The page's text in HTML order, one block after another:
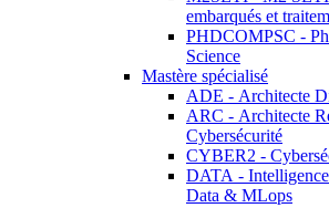
embarqués et
PHDCOMPSC -
Science
Mastère spécialisé
ADE - Architecte
ARC - Architecte
Cybersécurité
CYBER2 -
DATA -
Data & MLops